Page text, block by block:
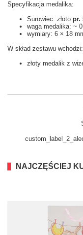
Specyfikacja medalika:
Surowiec: złoto pr.
waga medalika: ~
wymiary: 6 × 18
W skład zestawu wchodzi:
złoty medalik z
NAJCZĘŚCIEJ